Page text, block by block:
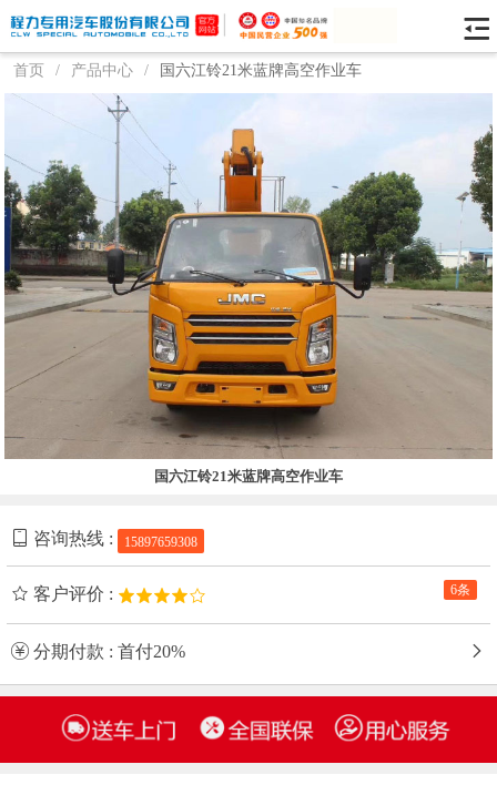
首页 / 产品中心 / 国六江铃21米蓝牌高空作业车
国六江铃21米蓝牌高空作业车
咨询热线 : 15897659308
6条
客户评价 :
分期付款 : 首付20%